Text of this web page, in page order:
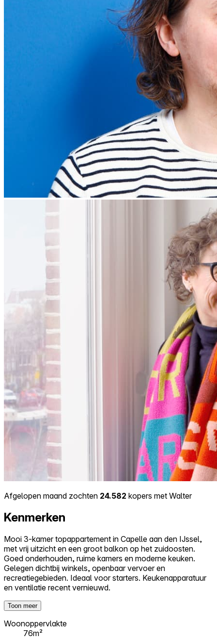
Afgelopen maand zochten 24.582 kopers met Walter
Kenmerken
Mooi 3-kamer topappartement in Capelle aan den IJssel,
met vrij uitzicht en een groot balkon op het zuidoosten.
Goed onderhouden, ruime kamers en moderne keuken.
Gelegen dichtbij winkels, openbaar vervoer en
recreatiegebieden. Ideaal voor starters. Keukenapparatuur
en ventilatie recent vernieuwd.
Toon meer
Woonoppervlakte
76m²